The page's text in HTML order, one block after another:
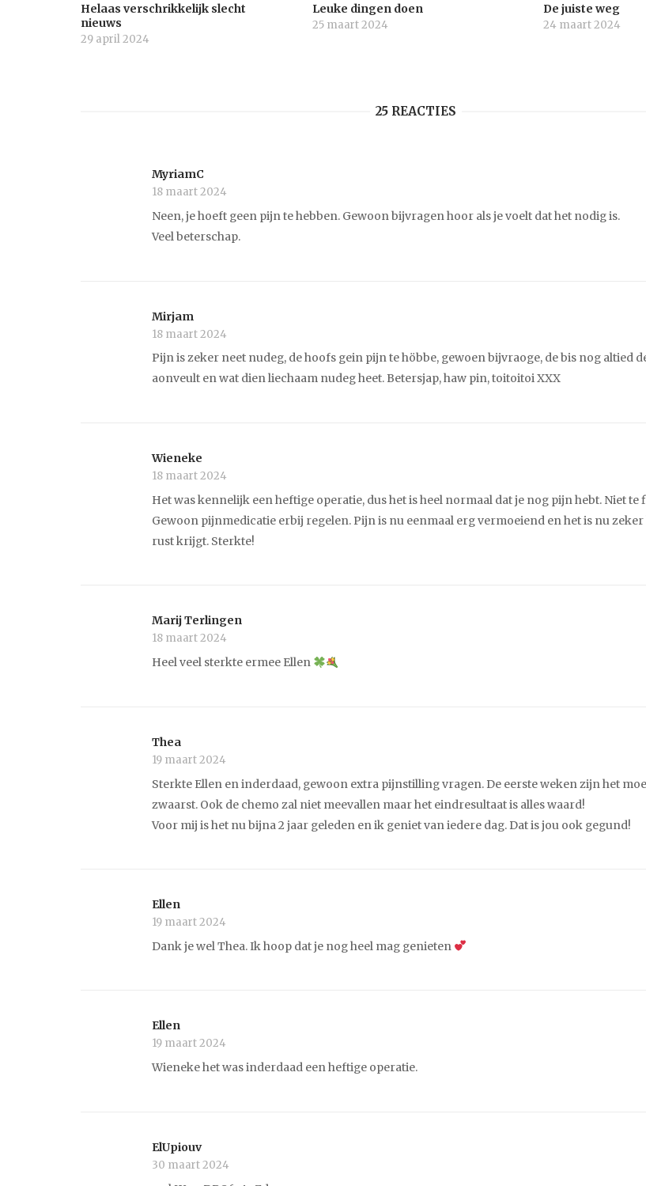
Helaas verschrikkelijk slecht
nieuws
29 april 2024
Leuke dingen doen
25 maart 2024
De juiste weg
24 maart 2024
25 REACTIES
MyriamC
18 maart 2024
Neen, je hoeft geen pijn te hebben. Gewoon bijvragen hoor als je voelt dat het nodig is.
Veel beterschap.
Mirjam
18 maart 2024
Pijn is zeker neet nudeg, de hoofs gein pijn te höbbe, gewoen bijvraoge, de bis nog altied
aonveult en wat dien liechaam nudeg heet. Betersjap, haw pin, toitoitoi XXX
Wieneke
18 maart 2024
Het was kennelijk een heftige operatie, dus het is heel normaal dat je nog pijn hebt. Niet te
Gewoon pijnmedicatie erbij regelen. Pijn is nu eenmaal erg vermoeiend en het is nu
rust krijgt. Sterkte!
Marij Terlingen
18 maart 2024
Heel veel sterkte ermee Ellen
Thea
19 maart 2024
Sterkte Ellen en inderdaad, gewoon extra pijnstilling vragen. De eerste weken zijn het
zwaarst. Ook de chemo zal niet meevallen maar het eindresultaat is alles waard!
Voor mij is het nu bijna 2 jaar geleden en ik geniet van iedere dag. Dat is jou ook gegund!
Ellen
19 maart 2024
Dank je wel Thea. Ik hoop dat je nog heel mag genieten
Ellen
19 maart 2024
Wieneke het was inderdaad een heftige operatie.
ElUpiouv
30 maart 2024